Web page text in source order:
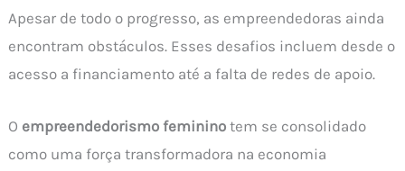
Apesar de todo o progresso, as empreendedoras ainda
encontram obstáculos. Esses desafios incluem desde o
acesso a financiamento até a falta de redes de apoio.
O empreendedorismo feminino tem se consolidado
como uma força transformadora na economia